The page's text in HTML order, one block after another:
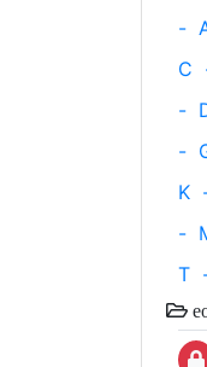
-
C
-
-
K
-
T